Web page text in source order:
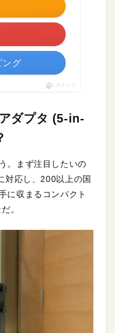
ング
ポチップ
ダプタ (5-in-
。まず注目したいの
対応し、200以上の国
に収まるコンパクト
。